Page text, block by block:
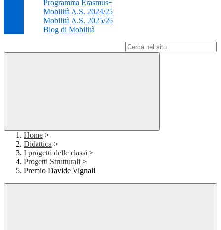
Programma Erasmus+
Mobilità A.S. 2024/25
Mobilità A.S. 2025/26
Blog di Mobilità
Home >
Didattica >
I progetti delle classi >
Progetti Strutturali >
Premio Davide Vignali